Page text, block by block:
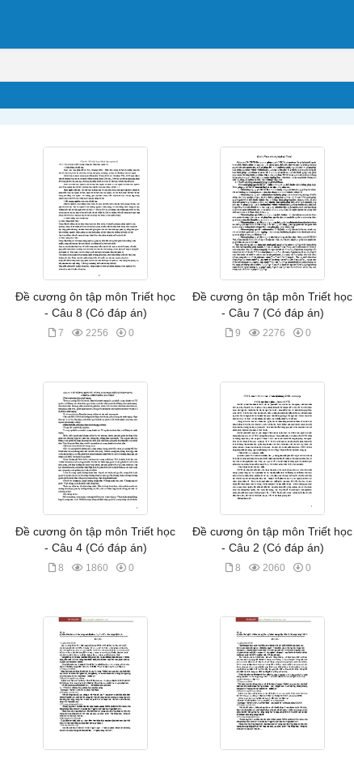
Đề cương ôn tập môn Triết học
- Câu 8 (Có đáp án)
7 2256 0
Đề cương ôn tập môn Triết học
- Câu 7 (Có đáp án)
9 2276 0
Đề cương ôn tập môn Triết học
- Câu 4 (Có đáp án)
8 1860 0
Đề cương ôn tập môn Triết học
- Câu 2 (Có đáp án)
8 2060 0